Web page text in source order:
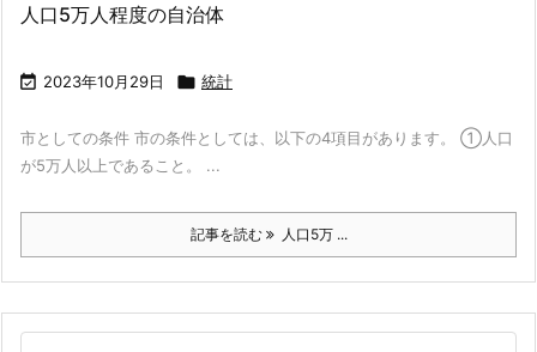
人口5万人程度の自治体
 2023年10月29日  統計
市としての条件 市の条件としては、以下の4項目があります。 ①人口
が5万人以上であること。 ...
記事を読む 人口5万 ...